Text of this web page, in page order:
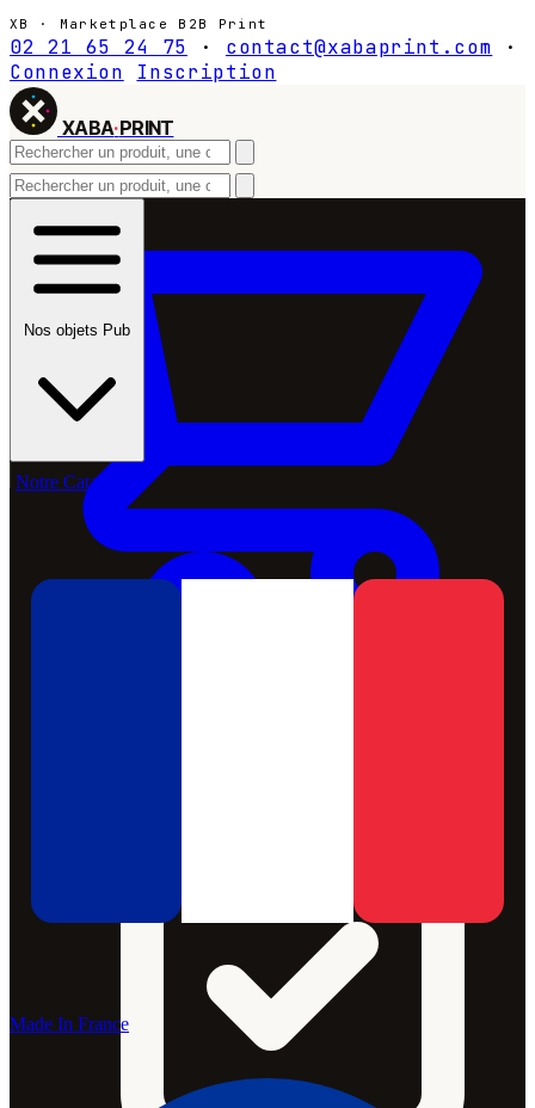
XB · Marketplace B2B Print
02 21 65 24 75 · contact@xabaprint.com
·
Connexion
Inscription
XABA·PRINT
Nos objets Pub
Notre Catalogue
Made In France